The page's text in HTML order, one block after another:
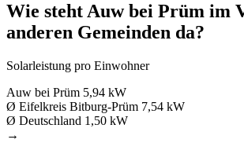
Wie steht Auw bei Prüm im
anderen Gemeinden da?
Solarleistung pro Einwohner
Auw bei Prüm 5,94 kW
Ø Eifelkreis Bitburg-Prüm 7,54 kW
Ø Deutschland 1,50 kW
→